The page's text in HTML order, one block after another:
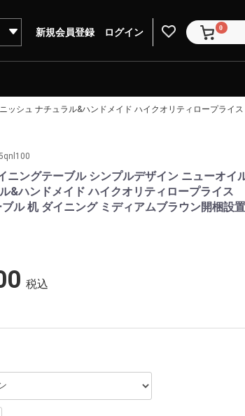
新規会員登録 ログイン 0
ッシュ ナチュラル&ハンドメイド ハイクオリティロープラ
ニングテーブル シンプルデザイン ニューオイ
&ハンドメイド ハイクオリティロープライス
ル 机 ダイニング ミディアムブラウン開梱設置
税込